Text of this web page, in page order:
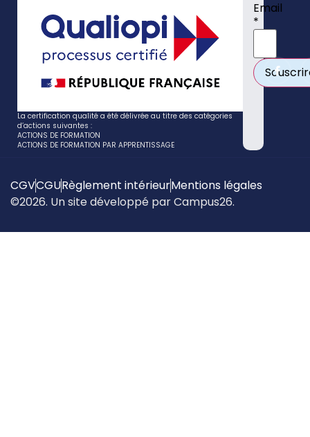
La certification qualité a été délivrée au titre des catégories
d’actions suivantes :
ACTIONS DE FORMATION
ACTIONS DE FORMATION PAR APPRENTISSAGE
Email
*
CGVCGURèglement intérieurMentions légales
©2026. Un site développé par Campus26.